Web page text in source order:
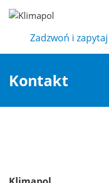
Zadzwoń i
Kontakt